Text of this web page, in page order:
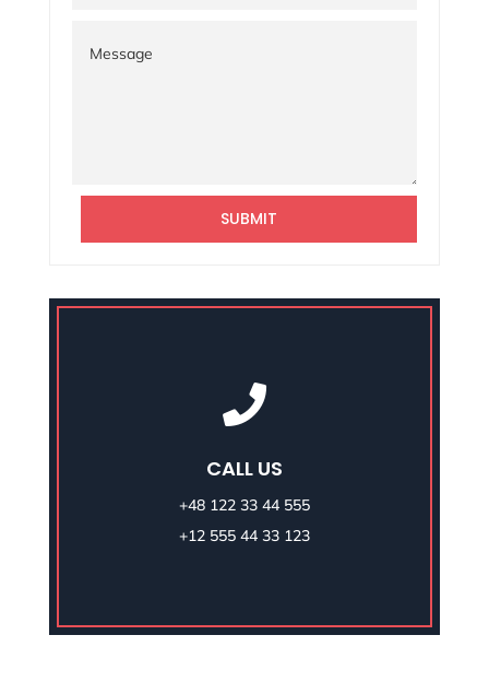
SUBMIT

CALL US
+48 122 33 44 555
+12 555 44 33 123